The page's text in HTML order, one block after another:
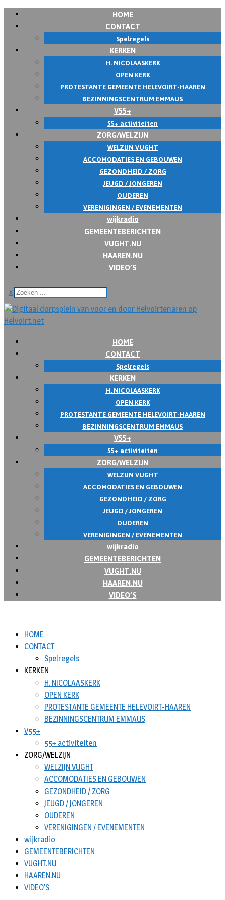
Skip
HOME
CONTACT
Spelregels
KERKEN
H. NICOLAASKERK
OPEN KERK
PROTESTANTE GEMEENTE HELEVOIRT-HAAREN
BEZINNINGSCENTRUM EMMAUS
V55+
55+ activiteiten
ZORG/WELZIJN
WELZIJN VUGHT
ACCOMODATIES EN GEBOUWEN
GEZONDHEID / ZORG
JEUGD / JONGEREN
OUDEREN
VERENIGINGEN / EVENEMENTEN
wijkradio
GEMEENTEBERICHTEN
VUGHT.NU
HAAREN.NU
VIDEO’S
x
HOME
CONTACT
Spelregels
KERKEN
H. NICOLAASKERK
OPEN KERK
PROTESTANTE GEMEENTE HELEVOIRT-HAAREN
BEZINNINGSCENTRUM EMMAUS
V55+
55+ activiteiten
ZORG/WELZIJN
WELZIJN VUGHT
ACCOMODATIES EN GEBOUWEN
GEZONDHEID / ZORG
JEUGD / JONGEREN
OUDEREN
VERENIGINGEN / EVENEMENTEN
wijkradio
GEMEENTEBERICHTEN
VUGHT.NU
HAAREN.NU
VIDEO’S
HOME
CONTACT
Spelregels
KERKEN
H. NICOLAASKERK
OPEN KERK
PROTESTANTE GEMEENTE HELEVOIRT-HAAREN
BEZINNINGSCENTRUM EMMAUS
V55+
55+ activiteiten
ZORG/WELZIJN
WELZIJN VUGHT
ACCOMODATIES EN GEBOUWEN
GEZONDHEID / ZORG
JEUGD / JONGEREN
OUDEREN
VERENIGINGEN / EVENEMENTEN
wijkradio
GEMEENTEBERICHTEN
VUGHT.NU
HAAREN.NU
VIDEO’S